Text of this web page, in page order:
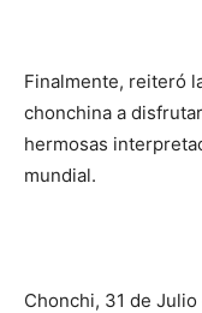
Finalmente, reiteró
chonchina a
hermosas
mundial.
Chonchi, 31 de